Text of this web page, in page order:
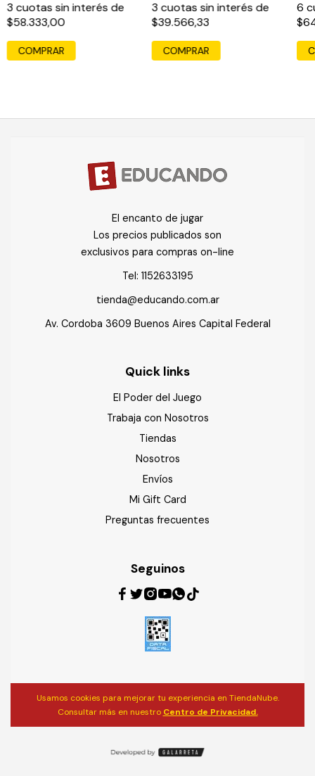
3 cuotas sin interés de
$58.333,00
3 cuotas sin interés de
$39.566,33
COMPRAR
6
El encanto de jugar
Los precios publicados son
exclusivos para compras on-line
Tel: 1152633195
tienda@educando.com.ar
Av. Cordoba 3609 Buenos Aires Capital Federal
Quick links
El Poder del Juego
Trabaja con Nosotros
Tiendas
Nosotros
Envíos
Mi Gift Card
Preguntas frecuentes
Seguinos
Usamos cookies para mejorar tu experiencia en TiendaNube.
Consultar más en nuestro Centro de Privacidad.